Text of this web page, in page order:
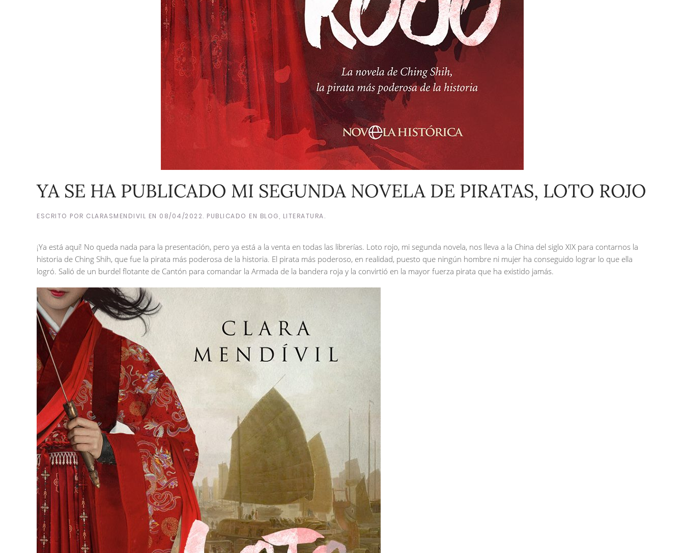
YA SE HA PUBLICADO MI SEGUNDA NOVELA DE PIRATAS, LOTO ROJO
ESCRITO POR CLARASMENDIVIL EN 08/04/2022. PUBLICADO EN BLOG LITERATURA.
¡Ya está aquí! No queda nada para la presentación, pero ya está a la venta en todas las librerías. Loto rojo, mi segunda novela, nos lleva a la China del siglo XIX para contarnos la
historia de Ching Shih, que fue la pirata más poderosa de la historia. El pirata más poderoso, en realidad, puesto que ningún hombre ni mujer ha conseguido lograr lo que ella
logró. Salió de un burdel flotante de Cantón para comandar la Armada de la bandera roja y la convirtió en la mayor fuerza pirata que ha existido jamás.